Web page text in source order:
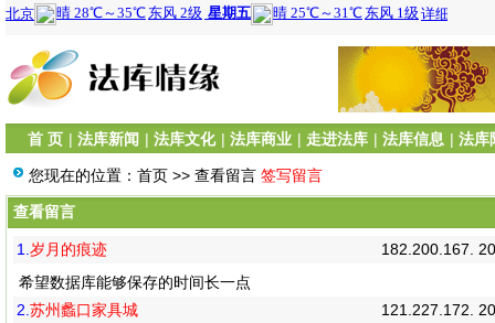
首 页 | 法库新闻 | 法库文化 | 法库商业 | 走进法库 | 法库信息 | 法库
您现在的位置： 首页 >> 查看留言 签写留言
查看留言
1. 岁月的痕迹
182.200.167.
希望数据库能够保存的时间长一点
2. 苏州蠡口家具城
121.227.172.